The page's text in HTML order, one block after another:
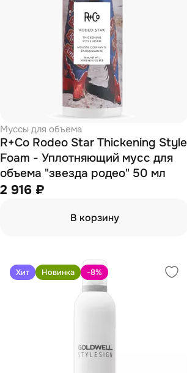
Муссы для объема
R+Co Rodeo Star Thickening Style
Foam - Уплотняющий мусс для
объема "звезда родео" 50 мл
2 916 ₽
В корзину
Хит Новинка -8%